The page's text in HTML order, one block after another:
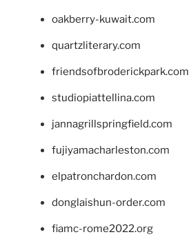
oakberry-kuwait.com
quartzliterary.com
friendsofbroderickpark.com
studiopiattellina.com
jannagrillspringfield.com
fujiyamacharleston.com
elpatronchardon.com
donglaishun-order.com
fiamc-rome2022.org